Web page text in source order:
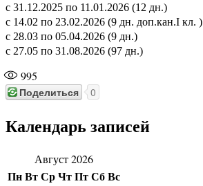
с 31.12.2025 по 11.01.2026 (12 дн.)
с 14.02 по 23.02.2026 (9 дн. доп.кан.I кл. )
с 28.03 по 05.04.2026 (9 дн.)
с 27.05 по 31.08.2026 (97 дн.)
995
Поделиться 0
Календарь записей
Август 2026
ПнВтСрЧтПтСбВс